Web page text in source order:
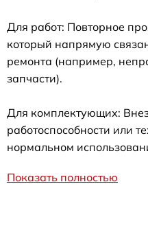
Для работ: Повторное
который напрямую
ремонта (например,
запчасти).
Для комплектующих:
работоспособности или
нормальном
Показать полностью